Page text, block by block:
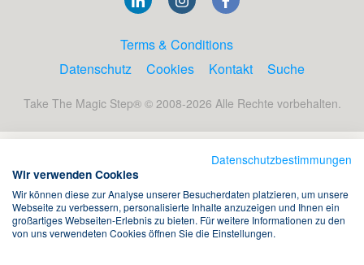
Terms & Conditions
Datenschutz
Cookies Kontakt Suche
Take The Magic Step® © 2008-2026 Alle Rechte vorbehalten.
Datenschutzbestimmungen
Wir verwenden Cookies
Wir können diese zur Analyse unserer Besucherdaten platzieren, um unsere
Webseite zu verbessern, personalisierte Inhalte anzuzeigen und Ihnen ein
großartiges Webseiten-Erlebnis zu bieten. Für weitere Informationen zu den
von uns verwendeten Cookies öffnen Sie die Einstellungen.